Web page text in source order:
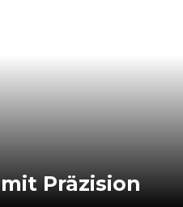
mit Präzision